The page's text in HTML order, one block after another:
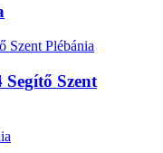
Szent